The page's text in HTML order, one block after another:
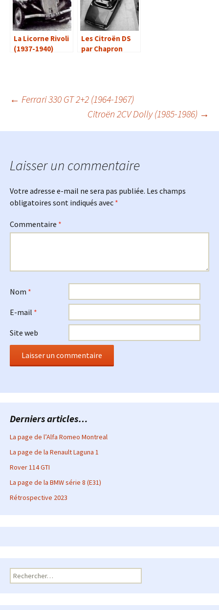
La Licorne Rivoli
(1937-1940)
Les Citroën DS
par Chapron
Navigation
des
articles
← Ferrari 330 GT 2+2 (1964-1967)
Citroën 2CV Dolly (1985-1986) →
Laisser un commentaire
Votre adresse e-mail ne sera pas publiée. Les champs
obligatoires sont indiqués avec *
Commentaire *
Nom *
E-mail *
Site web
Derniers articles…
La page de l’Alfa Romeo Montreal
La page de la Renault Laguna 1
Rover 114 GTI
La page de la BMW série 8 (E31)
Rétrospective 2023
Rechercher :